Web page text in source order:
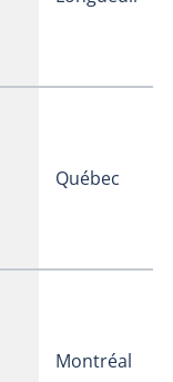
Québec
Montréal